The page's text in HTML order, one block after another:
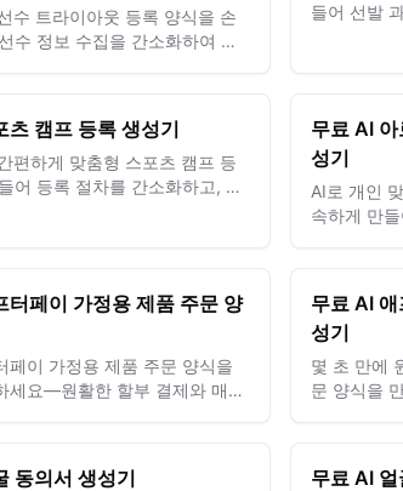
수 트라이아웃 등록 양식을 손
수 정보 수집을 간소화하여 팀
들어 선발
츠 캠프 등록 생성기
편하게 맞춤형 스포츠 캠프 등
어 등록 절차를 간소화하고, 필
무료 AI
성기
AI로 개인
속하게 만
터페이 가정용 제품 주문 양
페이 가정용 제품 주문 양식을
세요—원활한 할부 결제와 매끄
무료 AI
성기
몇 초 만에
문 양식을
동의서 생성기 무료 AI